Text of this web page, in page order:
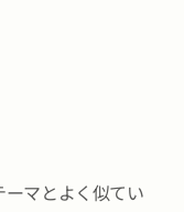
マとよく似てい